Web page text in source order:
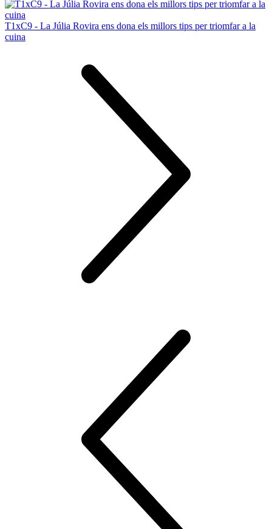
T1xC9 - La Júlia Rovira ens dona els millors tips per triomfar a la
cuina